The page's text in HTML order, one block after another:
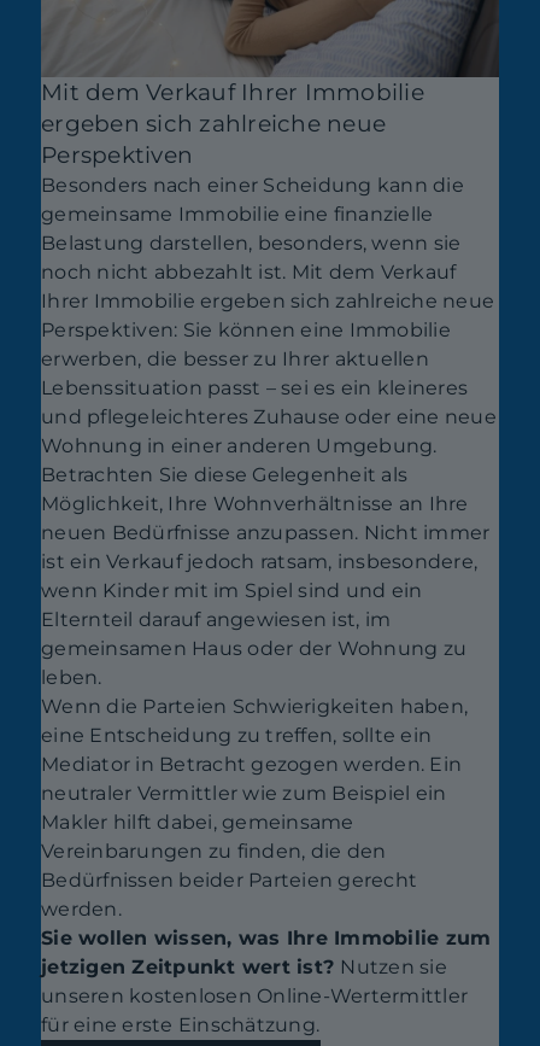
Mit dem Verkauf Ihrer Immobilie
ergeben sich zahlreiche neue
Perspektiven
Besonders nach einer Scheidung kann die
gemeinsame Immobilie eine finanzielle
Belastung darstellen, besonders, wenn sie
noch nicht abbezahlt ist. Mit dem Verkauf
Ihrer Immobilie ergeben sich zahlreiche neue
Perspektiven: Sie können eine Immobilie
erwerben, die besser zu Ihrer aktuellen
Lebenssituation passt – sei es ein kleineres
und pflegeleichteres Zuhause oder eine neue
Wohnung in einer anderen Umgebung.
Betrachten Sie diese Gelegenheit als
Möglichkeit, Ihre Wohnverhältnisse an Ihre
neuen Bedürfnisse anzupassen. Nicht immer
ist ein Verkauf jedoch ratsam, insbesondere,
wenn Kinder mit im Spiel sind und ein
Elternteil darauf angewiesen ist, im
gemeinsamen Haus oder der Wohnung zu
leben.
Wenn die Parteien Schwierigkeiten haben,
eine Entscheidung zu treffen, sollte ein
Mediator in Betracht gezogen werden. Ein
neutraler Vermittler wie zum Beispiel ein
Makler hilft dabei, gemeinsame
Vereinbarungen zu finden, die den
Bedürfnissen beider Parteien gerecht
werden.
Sie wollen wissen, was Ihre Immobilie zum
jetzigen Zeitpunkt wert ist? Nutzen sie
unseren kostenlosen Online-Wertermittler
für eine erste Einschätzung.